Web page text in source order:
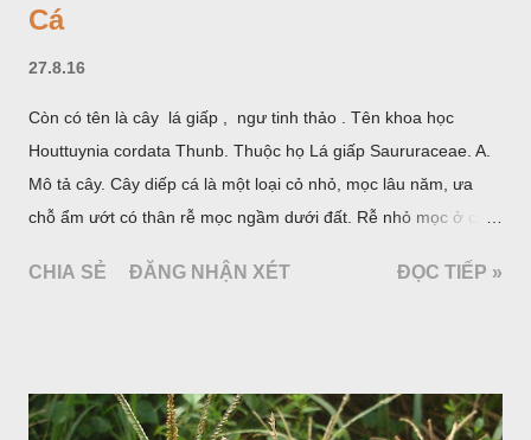
Cá
27.8.16
Còn có tên là cây lá giấp , ngư tinh thảo . Tên khoa học
Houttuynia cordata Thunb. Thuộc họ Lá giấp Saururaceae. A.
Mô tả cây. Cây diếp cá là một loại cỏ nhỏ, mọc lâu năm, ưa
chỗ ẩm ướt có thân rễ mọc ngầm dưới đất. Rễ nhỏ mọc ở các
cách, hình tim, đầu lá, hơi nhọn hay nhọn hẳn. Hoa nhỏ màu
cá. Hoa nở về mùa hạ vào các tháng 5-8. (Hình dưới).
CHIA SẺ ĐĂNG NHẬN XÉT ĐỌC TIẾP »